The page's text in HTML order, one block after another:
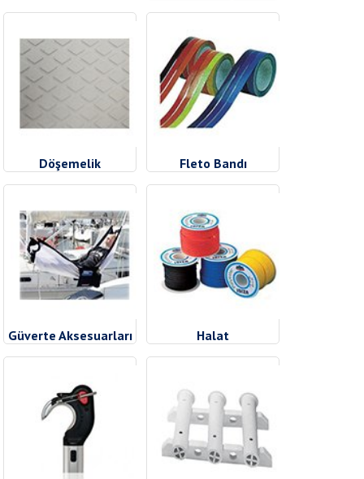
Döşemelik Fleto Bandı
Güverte Aksesuarları Halat